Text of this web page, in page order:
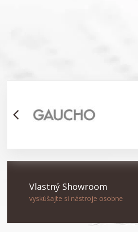
arrow_back_ios
Vlastný Showroom
vyskúšajte si nástroje osobne